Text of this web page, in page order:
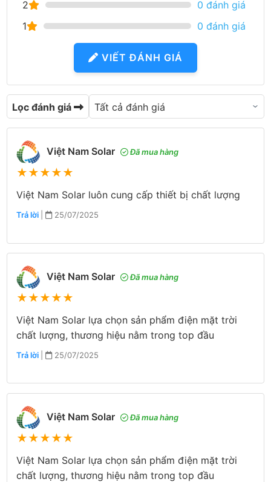
2
0 đánh giá
1
0 đánh giá
VIẾT ĐÁNH GIÁ
Lọc đánh giá
Việt Nam Solar Đã mua hàng
★★★★★
Việt Nam Solar luôn cung cấp thiết bị chất lượng
Trả lời | 25/07/2025
Việt Nam Solar Đã mua hàng
★★★★★
Việt Nam Solar lựa chọn sản phẩm điện mặt trời
chất lượng, thương hiệu nằm trong top đầu
Trả lời | 25/07/2025
Việt Nam Solar Đã mua hàng
★★★★★
Việt Nam Solar lựa chọn sản phẩm điện mặt trời
chất lượng, thương hiệu nằm trong top đầu